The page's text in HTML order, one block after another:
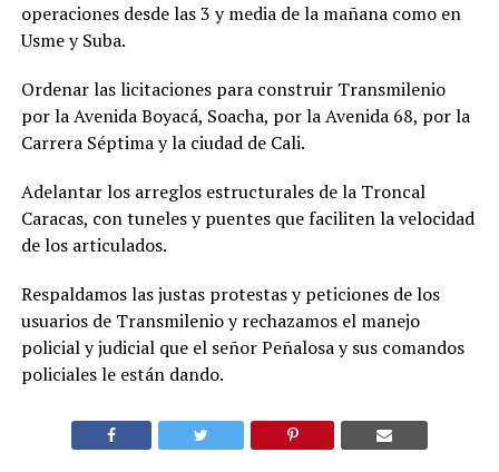
operaciones desde las 3 y media de la mañana como en
Usme y Suba.
Ordenar las licitaciones para construir Transmilenio
por la Avenida Boyacá, Soacha, por la Avenida 68, por la
Carrera Séptima y la ciudad de Cali.
Adelantar los arreglos estructurales de la Troncal
Caracas, con tuneles y puentes que faciliten la velocidad
de los articulados.
Respaldamos las justas protestas y peticiones de los
usuarios de Transmilenio y rechazamos el manejo
policial y judicial que el señor Peñalosa y sus comandos
policiales le están dando.